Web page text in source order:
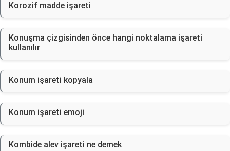
Korozif madde işareti
Konuşma çizgisinden önce hangi noktalama işareti
kullanılır
Konum işareti kopyala
Konum işareti emoji
Kombide alev işareti ne demek